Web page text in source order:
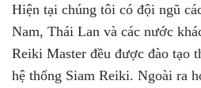
Hiện tại chúng tôi có đội ngũ
Nam, Thái Lan và các nước
Reiki Master đều được đào tạo
hệ thống Siam Reiki. Ngoài ra